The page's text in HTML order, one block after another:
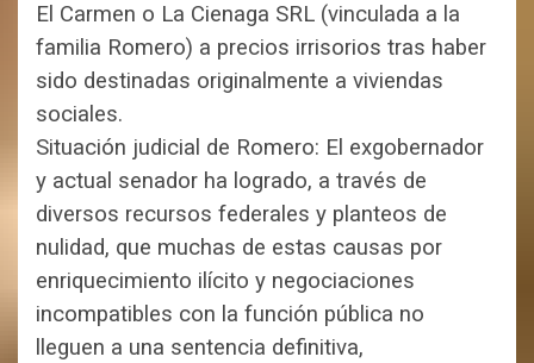
El Carmen o La Cienaga SRL (vinculada a la
familia Romero) a precios irrisorios tras haber
sido destinadas originalmente a viviendas
sociales.
Situación judicial de Romero: El exgobernador
y actual senador ha logrado, a través de
diversos recursos federales y planteos de
nulidad, que muchas de estas causas por
enriquecimiento ilícito y negociaciones
incompatibles con la función pública no
lleguen a una sentencia definitiva,